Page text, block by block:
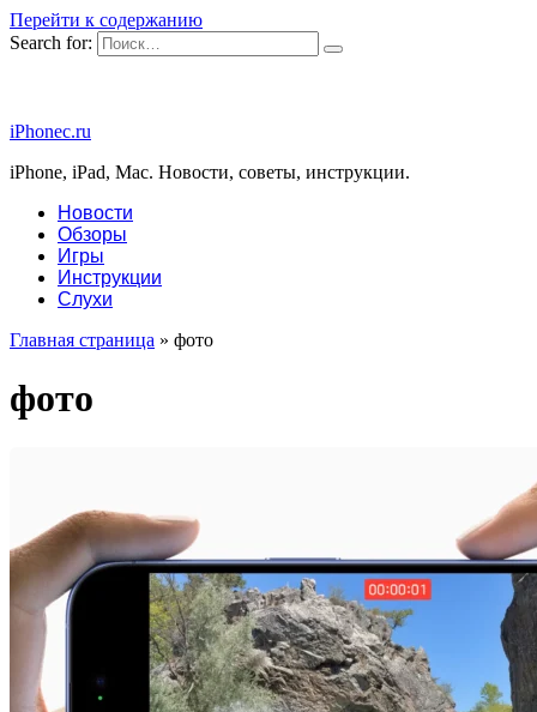
Перейти к содержанию
Search for:
iPhonec.ru
iPhone, iPad, Mac. Новости, советы, инструкции.
Новости
Обзоры
Игры
Инструкции
Слухи
Главная страница » фото
фото